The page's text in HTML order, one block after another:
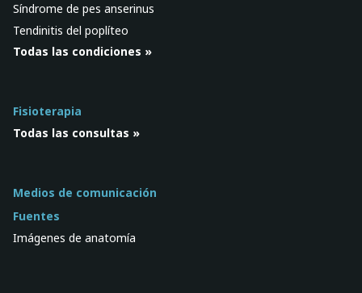
Síndrome de pes anserinus
Tendinitis del poplíteo
Todas las condiciones »
Fisioterapia
Todas las consultas »
Medios de comunicación
Fuentes
Imágenes de anatomía